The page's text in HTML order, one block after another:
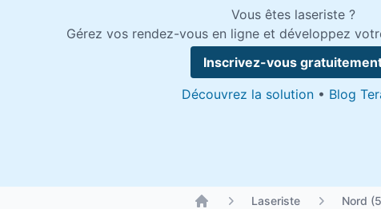
Vous êtes laseriste ?
Gérez vos rendez-vous en ligne et développez
Inscrivez-vous
Découvrez la solution• Blog
Laseriste Nord